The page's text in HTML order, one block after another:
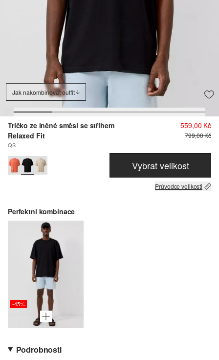
Jak nakombinovat outfit
Tričko ze lněné směsi se střihem
Relaxed Fit
QS
559,00 Kč
799,00 Kč
Vybrat velikost
Průvodce velikosti
Perfektní kombinace
-45%
Podrobnosti